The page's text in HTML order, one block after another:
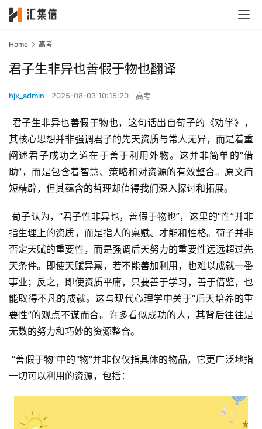
Home 高考
君子生非异也善假于物也翻译
hjx_admin 2025-08-03 10:15:20 高考
其核心思想并非强调君子的先天资质与常人无异，而是着重
阐述君子成功之道在于善于利用外物。这并非简单的“借
助”，而是包含着智慧、策略和对资源的有效整合。原文简
短精辟，但其蕴含的哲理却值得我们深入探讨和拓展。
荀子认为，“君子性非异也，善假于物也”，这里的“性”并非
指生理上的资质，而是指人的禀赋、才能和性格。荀子并非
否定天赋的重要性，而是强调后天努力的重要性远远超过先
天条件。即使天赋异禀，若不能善加利用，也难以成就一番
事业；反之，即使资质平庸，只要善于学习，善于借鉴，也
能取得不凡的成就。这与现代心理学中关于“后天培养的重
要性”的观点不谋而合。许多看似成功的人，其背后往往是
无数的努力和巧妙的资源整合。
“善假于物”中的“物”并非仅仅指具体的物品，它更广泛地指
一切可以利用的资源，包括：